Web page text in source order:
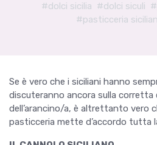
#dolci sicilia #dolci siculi
#pasticceria
Se è vero che i siciliani hanno
discuteranno ancora sulla corretta
dell’arancino/a, è altrettanto vero
pasticceria mette d’accordo tutta